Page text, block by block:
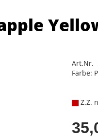
Art.Nr.
Farbe:
Z.Z.